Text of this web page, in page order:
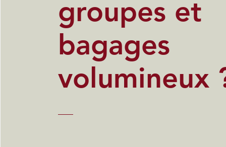
groupes et
bagages
volumineux